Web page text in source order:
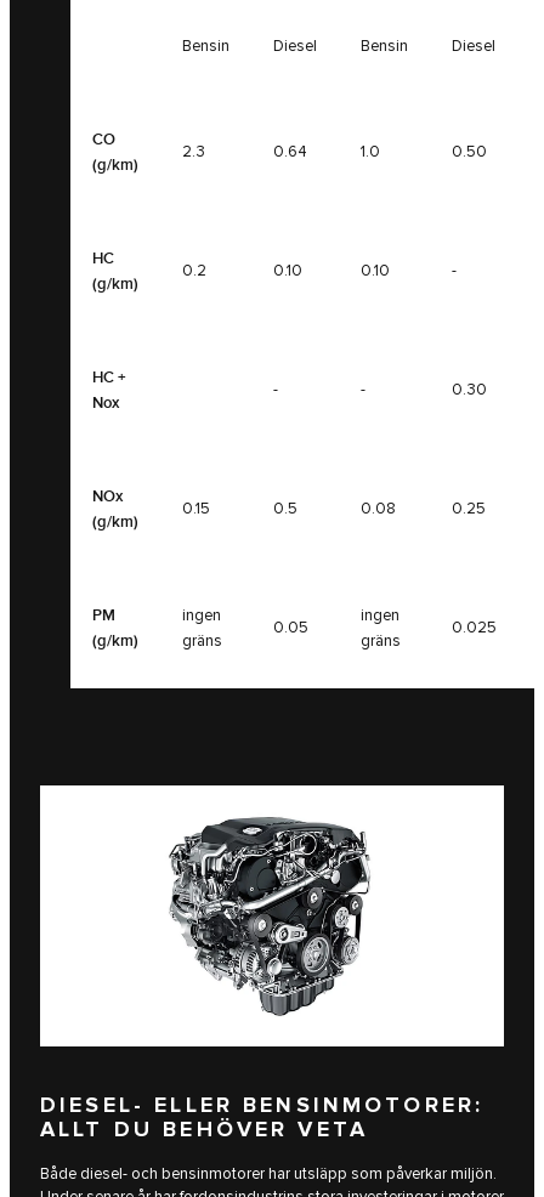
Bensin Diesel Bensin Diesel
CO
(g/km)
2.3 0.64 1.0 0.50
HC
(g/km)
0.2 0.10 0.10 -
HC +
Nox
- - 0.30
NOx
(g/km)
0.15 0.5 0.08 0.25
PM
(g/km)
ingen
gräns
0.05
ingen
gräns
0.025
DIESEL- ELLER BENSINMOTORER:
ALLT DU BEHÖVER VETA
Både diesel- och bensinmotorer har utsläpp som påverkar miljön.